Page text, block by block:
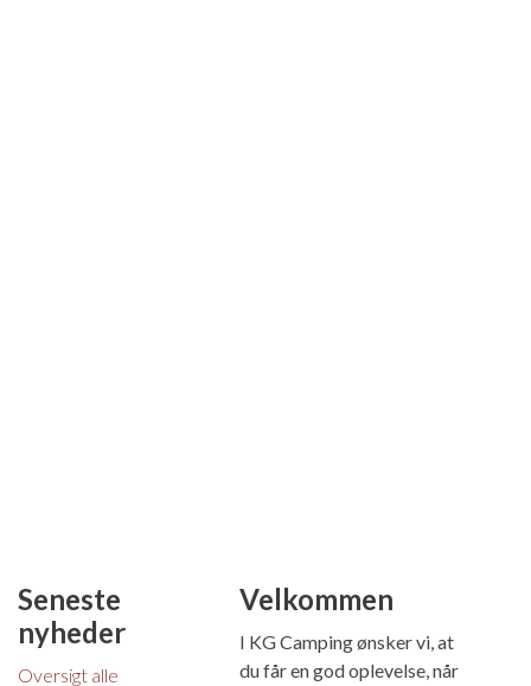
Seneste
nyheder
Oversigt alle
Velkommen
I KG Camping ønsker vi, at
du får en god oplevelse, når